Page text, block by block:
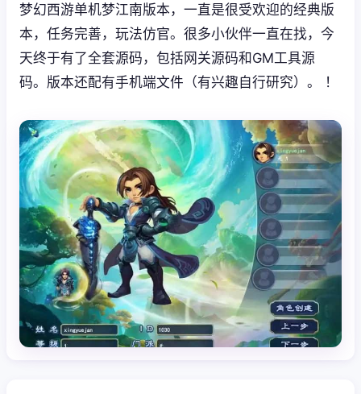
梦幻西游单机梦江南版本，一直是很受欢迎的经典版
本，任务完善，玩法仿官。很多小伙伴一直在找，今
天终于有了全套源码，包括网关源码和GM工具源
码。版本还配有手机端文件（有兴趣自行研究）。 ！